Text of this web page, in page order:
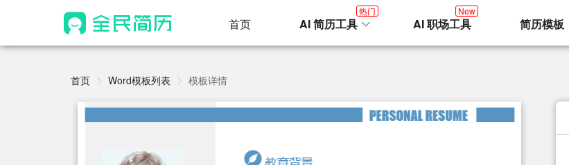
首页 AI 简历工具
热门
AI 职场工具
New
简历模板
首页 Word模板列表 模板详情